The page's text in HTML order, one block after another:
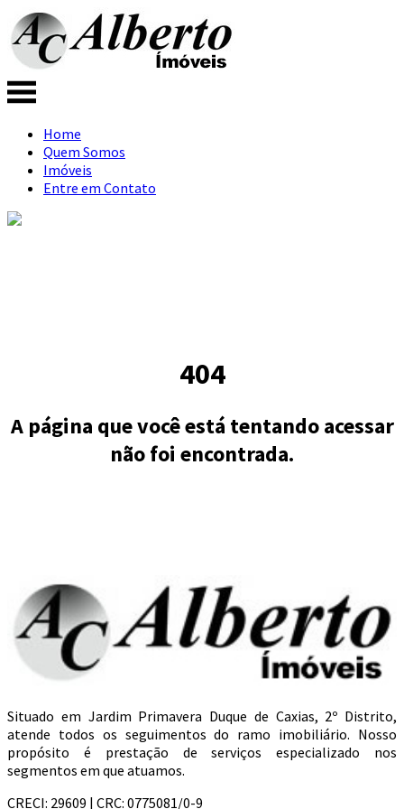
Home
Quem Somos
Imóveis
Entre em Contato
404
A página que você está tentando acessar
não foi encontrada.
Situado em Jardim Primavera Duque de Caxias, 2º Distrito,
atende todos os seguimentos do ramo imobiliário. Nosso
propósito é prestação de serviços especializado nos
segmentos em que atuamos.
CRECI: 29609 | CRC: 0775081/0-9